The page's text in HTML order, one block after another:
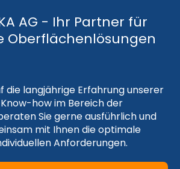
AG - Ihr Partner für
Oberflächenlösungen
die langjährige Erfahrung unserer
how im Bereich der
Sie gerne ausführlich und
mit Ihnen die optimale
Anforderungen.